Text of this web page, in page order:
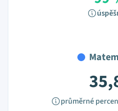
průměrné